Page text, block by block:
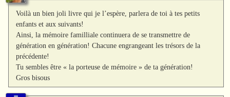
Voilà un bien joli livre qui je l’espère, parlera de toi à tes petits
enfants et aux suivants!
Ainsi, la mémoire familliale continuera de se transmettre de
génération en génération! Chacune engrangeant les trésors de la
précédente!
Tu sembles être « la porteuse de mémoire » de ta génération!
Gros bisous